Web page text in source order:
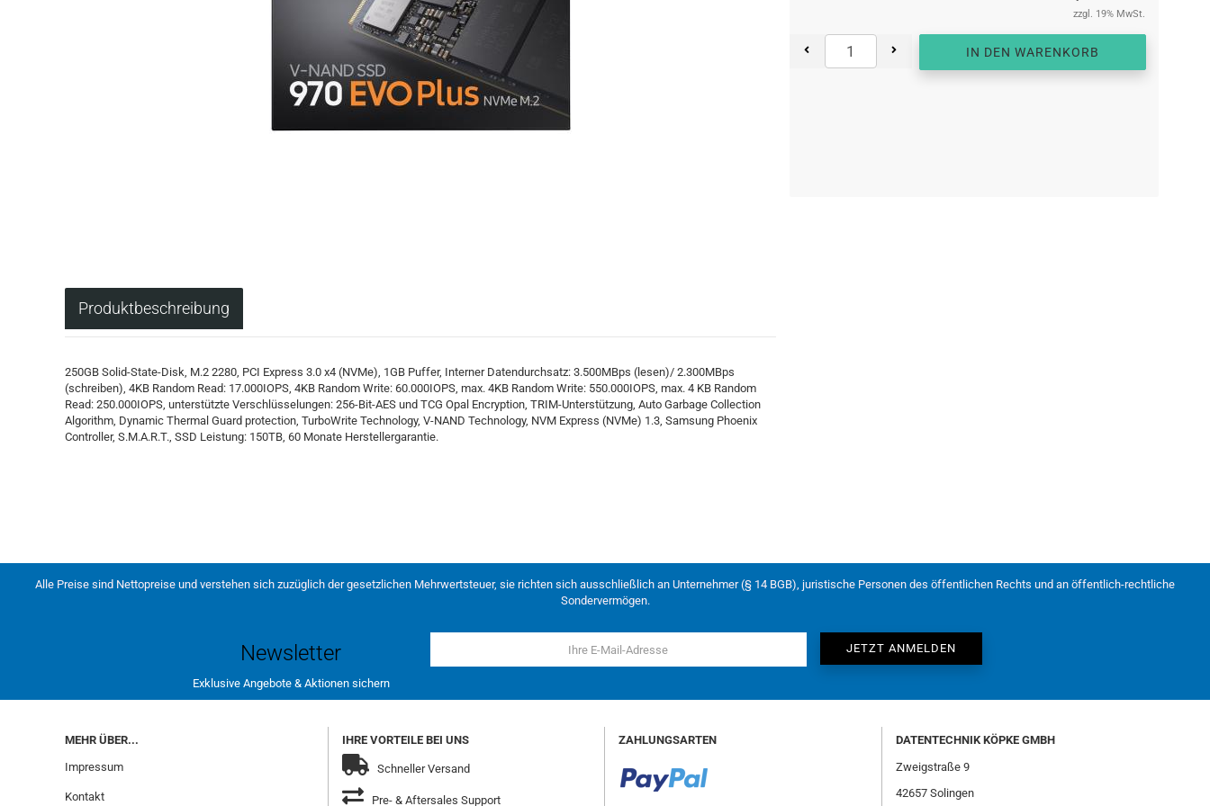
zzgl. 19% MwSt.
Produktbeschreibung
250GB Solid-State-Disk, M.2 2280, PCI Express 3.0 x4 (NVMe), 1GB Puffer, Interner Datendurchsatz: 3.500MBps (lesen)/ 2.300MBps
(schreiben), 4KB Random Read: 17.000IOPS, 4KB Random Write: 60.000IOPS, max. 4KB Random Write: 550.000IOPS, max. 4 KB Random
Read: 250.000IOPS, unterstützte Verschlüsselungen: 256-Bit-AES und TCG Opal Encryption, TRIM-Unterstützung, Auto Garbage Collection
Algorithm, Dynamic Thermal Guard protection, TurboWrite Technology, V-NAND Technology, NVM Express (NVMe) 1.3, Samsung Phoenix
Controller, S.M.A.R.T., SSD Leistung: 150TB, 60 Monate Herstellergarantie.
Alle Preise sind Nettopreise und verstehen sich zuzüglich der gesetzlichen Mehrwertsteuer, sie richten sich ausschließlich an Unternehmer (§ 14 BGB), juristische Personen des öffentlichen Rechts und an öffentlich-rechtliche
Sondervermögen.
Newsletter
Exklusive Angebote & Aktionen sichern
MEHR ÜBER...
Impressum
Kontakt
IHRE VORTEILE BEI UNS
Schneller Versand
Pre- & Aftersales Support
ZAHLUNGSARTEN
DATENTECHNIK KÖPKE GMBH
Zweigstraße 9
42657 Solingen